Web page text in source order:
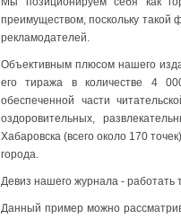
преимуществом, поскольку такой
рекламодателей.
Объективным плюсом нашего
его тиража в количестве 4
обеспеченной части
оздоровительных,
Хабаровска (всего около 170
города.
Девиз нашего журнала - работать
Данный пример можно